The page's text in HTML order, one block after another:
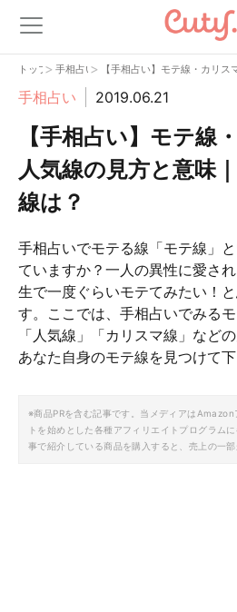
トップ> 手相占い> 【手相占い】モテ線・カリ
手相占い 2019.06.21
【手相占い】モテ線
人気線の見方と意味
線は？
手相占いでモテる線「モテ線」
ていますか？一人の異性に愛さ
生で一度ぐらいモテてみたい！
す。ここでは、手相占いでみる
「人気線」「カリスマ線」など
あなた自身のモテ線を見つけて下
※商品PRを含む記事です。当メディアは
トを始めとした各種アフィリエイトプログラム
事で紹介している商品を購入すると、売上の一部